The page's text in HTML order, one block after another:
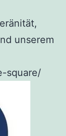
unserem
square/